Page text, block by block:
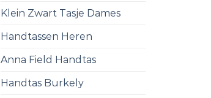
Klein Zwart Tasje Dames
Handtassen Heren
Anna Field Handtas
Handtas Burkely